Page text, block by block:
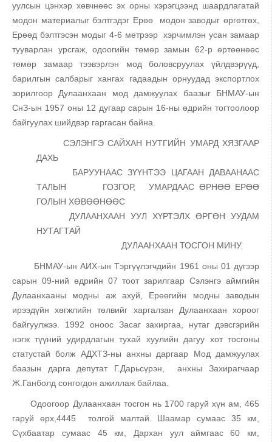
уулсын цэнхэр хөвчнөөс эх орны хэрэгцээнд шаардлагатай
модон материалыг бэлтгэдэг Ерөө модон заводыг өргөтгөх,
Ерөөд бэлтгэсэн модыг 4-6 метрээр хэрчимлэн усан замаар
тууварлан урсгаж, одоогийн төмөр замын 62-р өртөөнөөс
төмөр замаар тээвэрлэн мод боловсруулах үйлдвэрүүд,
барилгын салбарыг хангах гадаадын орнуудад экспортлох
зорилгоор Дулаанхаан мод дамжуулах баазыг БНМАУ-ын
СнЗ-ын 1957 оны 12 дугаар сарын 16-ны өдрийн тогтоолоор
байгуулах шийдвэр гаргасан байна.
СЭЛЭНГЭ САЙХАН НУТГИЙН УМАРД ХЯЗГААР
ДАХЬ
БАРУУНААС ЗҮҮНТЭЭ ЦАГААН ДАВААНААС
ТАЛЫН ГОЗГОР, УМАРДААС ӨРНӨӨ ЕРӨӨ
ГОЛЫН ХӨВӨӨНӨӨС
ДУЛААНХААН УУЛ ХҮРТЭЛХ ӨРГӨН УУДАМ
НУТАГТАЙ
ДУЛААНХААН ТОСГОН МИНУ.
БНМАУ-ын АИХ-ын Тэргүүлэгчдийн 1961 оны 01 дүгээр
сарын 09-ний өдрийн 07 тоот зарилгаар Сэлэнгэ аймгийн
Дулаанхааны модны аж ахуй, Ерөөгийн модны заводын
ирээдүйн хөгжлийн төлвийг харгалзан Дулаанхаан хороог
байгуулжээ. 1992 оноос Засаг захиргаа, нутаг дэвсгэрийн
нэгж түүний удирдлагын тухай хуулийн дагуу хот тосгоны
статустай болж АДХТЗ-ны анхны даргаар Мод дамжуулах
баазын дарга депутат Г.Дарьсүрэн, анхны Захирагчаар
Ж.Ганболд сонгогдон ажиллаж байлаа.
Одоогоор Дулаанхаан тосгон нь 1700 гаруй хүн ам, 465
гаруй өрх,4445 толгой малтай. Шаамар сумаас 35 км,
Сүхбаатар сумаас 45 км, Дархан уул аймгаас 60 км,